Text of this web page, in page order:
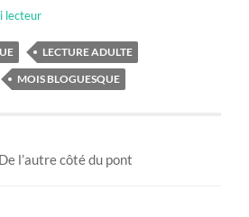
lecteur
LECTURE ADULTE
MOIS BLOGUESQUE
l’autre côté du pont